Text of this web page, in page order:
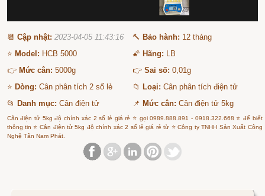
📆Cập nhật: 2023-04-05 11:43:16 🔨 Bảo hành: 12 tháng
⭐ Model: HCB 5000 🌠 Hãng: LB
👉 Mức cân: 5000g 👉Sai số: 0,01g
⭐ Dòng: Cân phân tích 2 số lẻ 📁 Loại: Cân phân tích điện tử
📂 Danh mục: Cân điện tử 📌 Mức cân: Cân điện tử 5kg
Cân điện tử 5kg độ chính xác 2 số lẻ giá rẻ ⭐ gọi 0989.888.891 - 0918.322.668 ⭐ để biết
thông tin ⭐ Cân điện tử 5kg độ chính xác 2 số lẻ giá rẻ từ ⭐ Công ty TNHH Sản Xuất Công
Nghệ Tân Nam Phát.